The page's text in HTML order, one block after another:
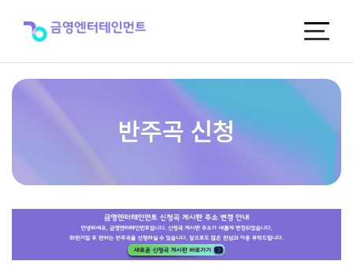
반주곡 신청